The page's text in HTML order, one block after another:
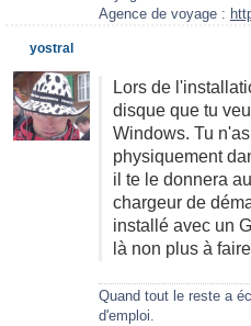
Agence de voyage :
Lors de
disque que tu
Windows. Tu
physiquement
il te le donnera
chargeur de
installé avec un
là non plus à
Quand tout le reste a
d'emploi.
yostral